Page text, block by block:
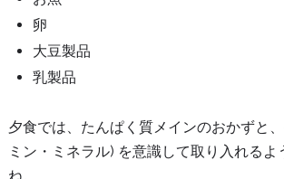
卵
大豆製品
乳製品
夕食では、たんぱく質メインのおかずと
ミン・ミネラル) を意識して取り入れるよ